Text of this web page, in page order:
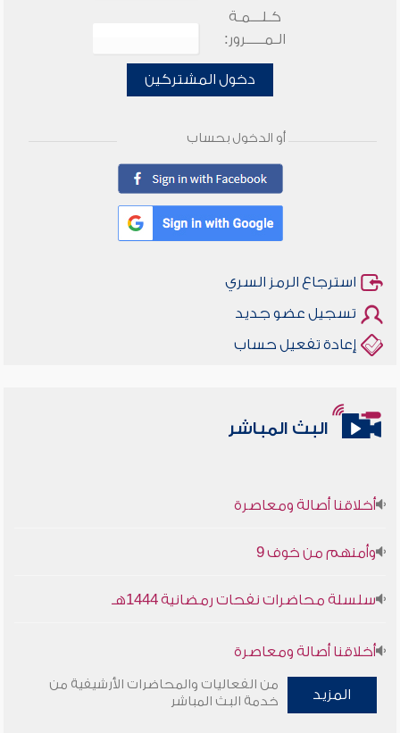
كـلـــمـة
الـمـــــرور:
دخول المشتركين
أو الدخول بحساب
استرجاع الرمز السري
تسجيل عضو جديد
إعادة تفعيل حساب
البث المباشر
أخلاقنا أصالة ومعاصرة
وأمنهم من خوف 9
سلسلة محاضرات نفحات رمضانية 1444هـ
أخلاقنا أصالة ومعاصرة
وأمنهم من خوف 9
المزيد
من الفعاليات والمحاضرات الأرشيفية من
خدمة البث المباشر